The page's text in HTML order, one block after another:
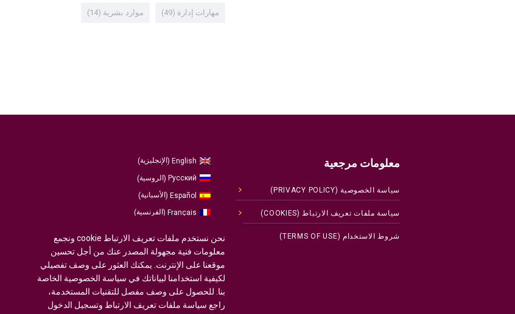
مهارات إدارة (49) موارد بشرية (14)
معلومات مرجعية
سياسة الخصوصية (PRIVACY POLICY)
سياسة ملفات تعريف الارتباط (COOKIES)
شروط الاستخدام (TERMS OF USE)
English
(الإنجليزية)
Русский
(الروسية)
Español
(الأسبانية)
Français
(الفرنسية)
Português
(البرتغالية ، البرتغال)
نحن نستخدم ملفات تعريف الارتباط cookie ونجمع
معلومات فنية مجهولة المصدر عنك من أجل تحسين
موقعنا على الإنترنت. يمكنك العثور على وصف تفصيلي
لكيفية استخدامنا لبياناتك في سياسة الخصوصية الخاصة
بنا. للحصول على وصف مفصل للتقنيات المستخدمة،
راجع سياسة ملفات تعريف الارتباط وتسجيل الدخول